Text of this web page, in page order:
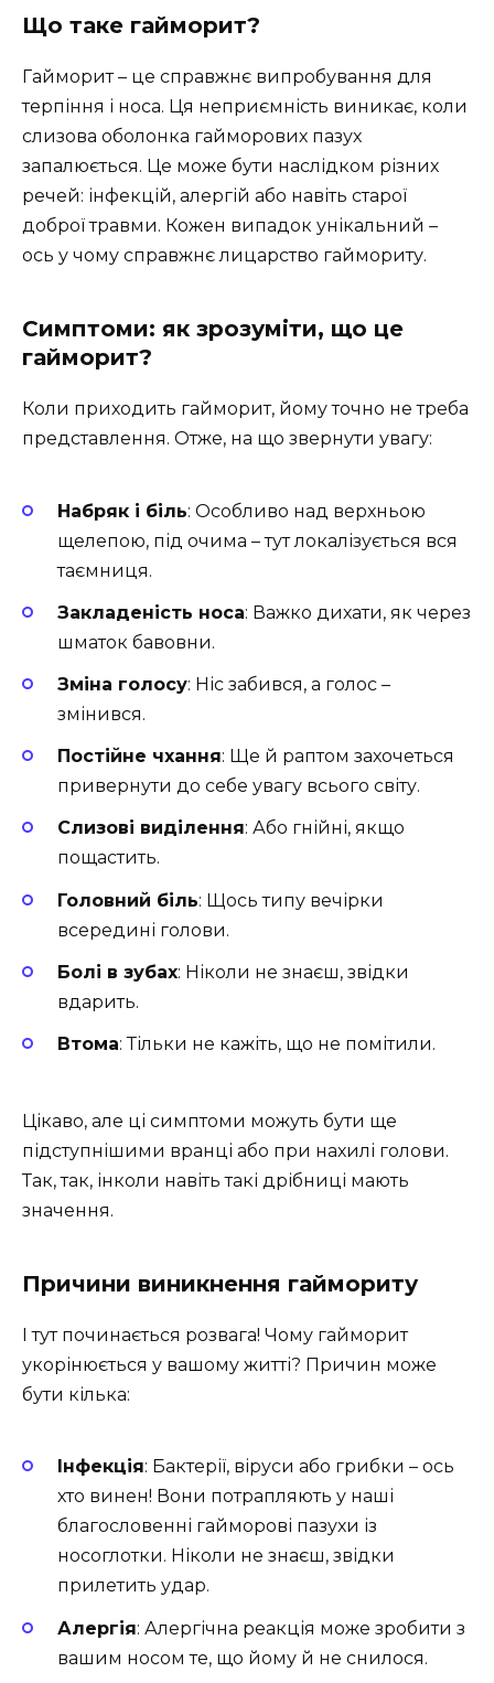
Що таке гайморит?
Гайморит – це справжнє випробування для
терпіння і носа. Ця неприємність виникає, коли
слизова оболонка гайморових пазух
запалюється. Це може бути наслідком різних
речей: інфекцій, алергій або навіть старої
доброї травми. Кожен випадок унікальний –
ось у чому справжнє лицарство гаймориту.
Симптоми: як зрозуміти, що це
гайморит?
Коли приходить гайморит, йому точно не треба
представлення. Отже, на що звернути увагу:
Набряк і біль: Особливо над верхньою
щелепою, під очима – тут локалізується вся
таємниця.
Закладеність носа: Важко дихати, як через
шматок бавовни.
Зміна голосу: Ніс забився, а голос –
змінився.
Постійне чхання: Ще й раптом захочеться
привернути до себе увагу всього світу.
Слизові виділення: Або гнійні, якщо
пощастить.
Головний біль: Щось типу вечірки
всередині голови.
Болі в зубах: Ніколи не знаєш, звідки
вдарить.
Втома: Тільки не кажіть, що не помітили.
Цікаво, але ці симптоми можуть бути ще
підступнішими вранці або при нахилі голови.
Так, так, інколи навіть такі дрібниці мають
значення.
Причини виникнення гаймориту
І тут починається розвага! Чому гайморит
укорінюється у вашому житті? Причин може
бути кілька:
Інфекція: Бактерії, віруси або грибки – ось
хто винен! Вони потрапляють у наші
благословенні гайморові пазухи із
носоглотки. Ніколи не знаєш, звідки
прилетить удар.
Алергія: Алергічна реакція може зробити з
вашим носом те, що йому й не снилося.